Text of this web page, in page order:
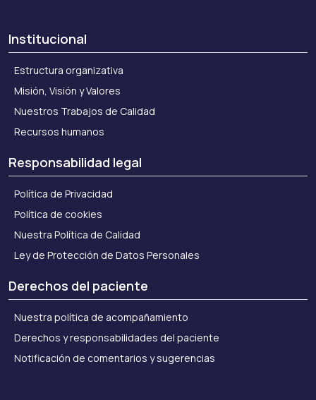
Institucional
Estructura organizativa
Misión, Visión y Valores
Nuestros Trabajos de Calidad
Recursos humanos
Responsabilidad legal
Política de Privacidad
Política de cookies
Nuestra Política de Calidad
Ley de Protección de Datos Personales
Derechos del paciente
Nuestra política de acompañamiento
Derechos y responsabilidades del paciente
Notificación de comentarios y sugerencias